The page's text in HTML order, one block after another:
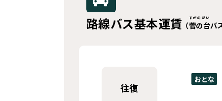
路線バス基本運賃 （菅の台
すがのだい
バ
往復
おとな